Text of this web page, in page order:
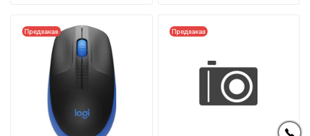
Предзаказ Предзаказ